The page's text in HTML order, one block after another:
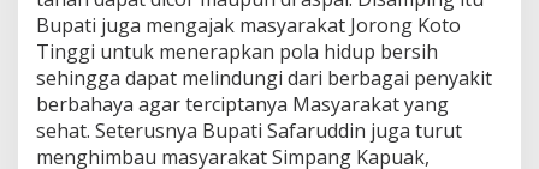
Bupati juga mengajak masyarakat Jorong Koto
Tinggi untuk menerapkan pola hidup bersih
sehingga dapat melindungi dari berbagai penyakit
berbahaya agar terciptanya Masyarakat yang
sehat. Seterusnya Bupati Safaruddin juga turut
menghimbau masyarakat Simpang Kapuak,